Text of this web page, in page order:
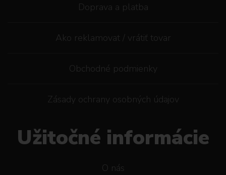
Doprava a platba
Ako reklamovat / vrátiť tovar
Obchodné podmienky
Zásady ochrany osobných údajov
Užitočné informácie
O nás